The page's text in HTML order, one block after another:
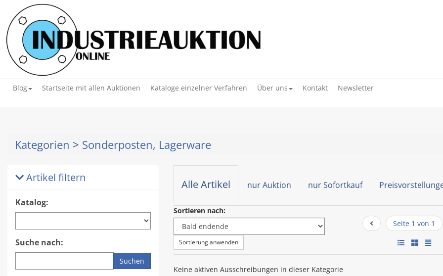
Blog Startseite mit allen Auktionen Kataloge einzelner Verfahren Über uns Kontakt Newsletter
Kategorien > Sonderposten, Lagerware
Artikel filtern
Katalog:
Suche nach:
Suchen
Alle Artikel nur Auktion nur Sofortkauf
Sortieren nach:
Sortierung anwenden
Seite 1 von 1
Keine aktiven Ausschreibungen in dieser Kategorie